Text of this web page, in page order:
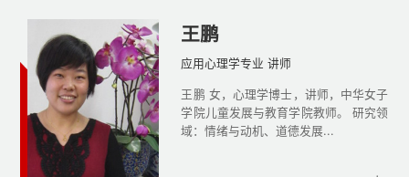
王鹏
应用心理学专业 讲师
王鹏 女，心理学博士，讲师，中华女子
学院儿童发展与教育学院教师。 研究领
域：情绪与动机、道德发展...